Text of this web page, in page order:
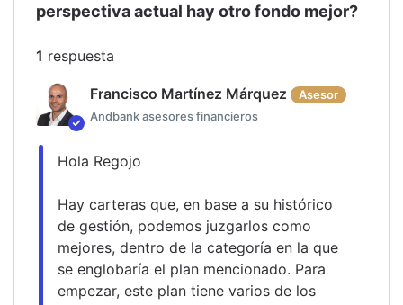
perspectiva actual hay otro fondo mejor?
1 respuesta
Francisco Martínez Márquez
Asesor
Andbank asesores financieros
Hola Regojo
Hay carteras que, en base a su histórico
de gestión, podemos juzgarlos como
mejores, dentro de la categoría en la que
se englobaría el plan mencionado. Para
empezar, este plan tiene varios de los